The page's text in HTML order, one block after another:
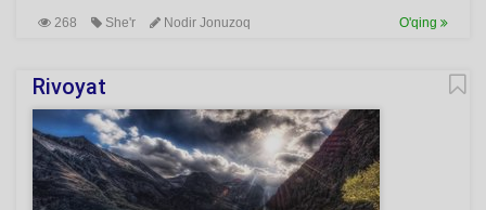
268 She'r Nodir Jonuzoq O'qing
Rivoyat